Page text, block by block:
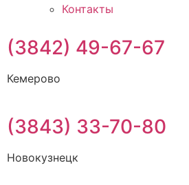
Контакты
(3842) 49-67-67
Кемерово
(3843) 33-70-80
Новокузнецк